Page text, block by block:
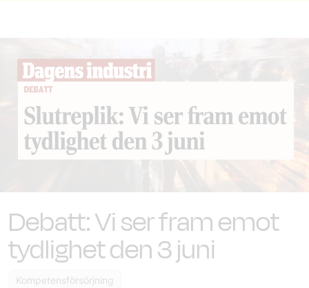
Debatt: Vi ser fram emot
tydlighet den 3 juni
Kompetensförsörjning